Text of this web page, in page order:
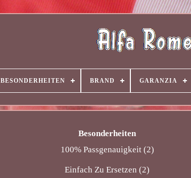
BESONDERHEITEN BRAND GARANZIA
Besonderheiten
100% Passgenauigkeit (2)
Einfach Zu Ersetzen (2)